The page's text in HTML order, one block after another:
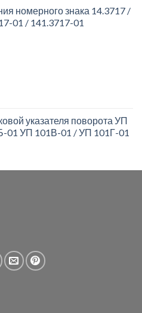
номерного знака 14.3717 /
01 / 141.3717-01
указателя поворота УП
01 УП 101В-01 / УП 101Г-01